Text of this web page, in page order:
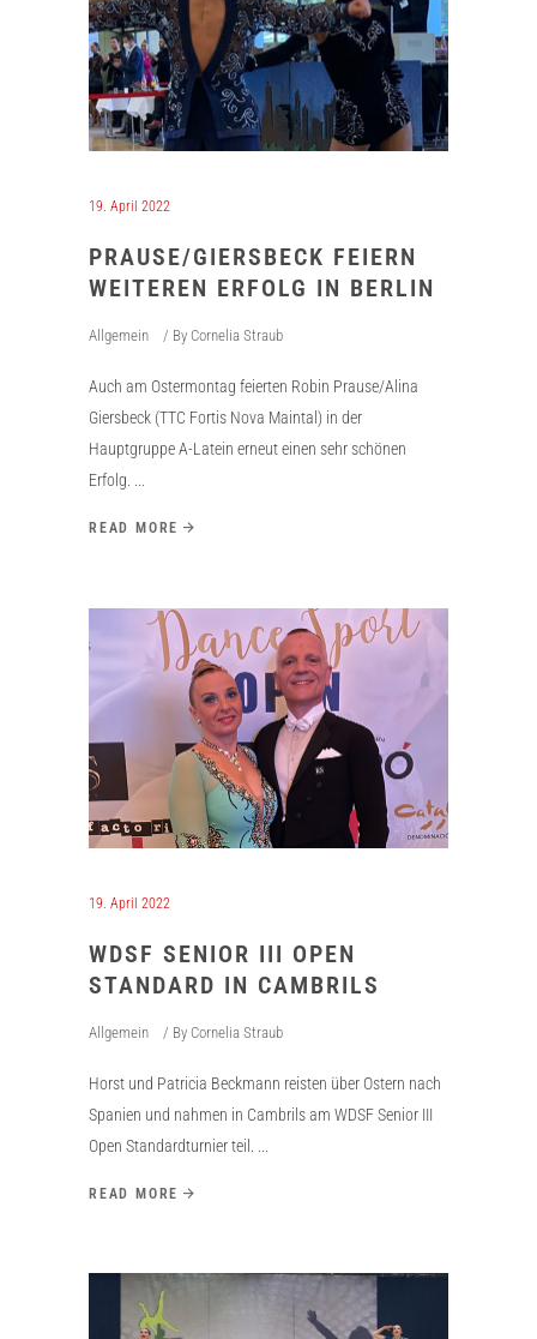
19. April 2022
PRAUSE/GIERSBECK FEIERN
WEITEREN ERFOLG IN BERLIN
Allgemein By Cornelia Straub
Auch am Ostermontag feierten Robin Prause/Alina
Giersbeck (TTC Fortis Nova Maintal) in der
Hauptgruppe A-Latein erneut einen sehr schönen
Erfolg.
READ MORE
19. April 2022
WDSF SENIOR III OPEN
STANDARD IN CAMBRILS
Allgemein By Cornelia Straub
Horst und Patricia Beckmann reisten über Ostern nach
Spanien und nahmen in Cambrils am WDSF Senior III
Open Standardturnier teil.
READ MORE